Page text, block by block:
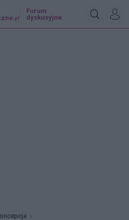
.pl
Forum
dyskusyjne